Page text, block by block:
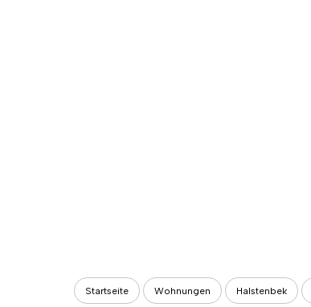
Startseite Wohnungen Halstenbek